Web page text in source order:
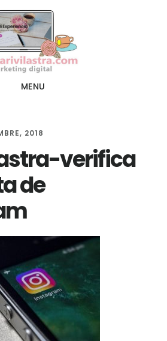
MENU
2018
verifica
de